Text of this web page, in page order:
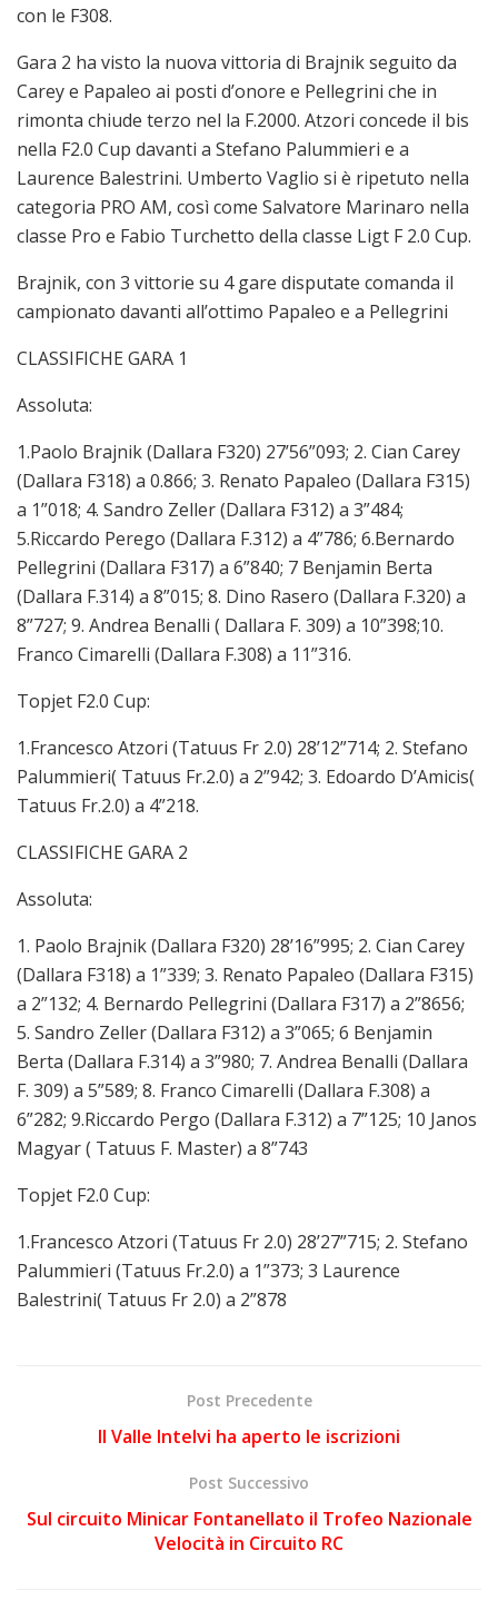
con le F308.
Gara 2 ha visto la nuova vittoria di Brajnik seguito da
Carey e Papaleo ai posti d’onore e Pellegrini che in
rimonta chiude terzo nel la F.2000. Atzori concede il bis
nella F2.0 Cup davanti a Stefano Palummieri e a
Laurence Balestrini. Umberto Vaglio si è ripetuto nella
categoria PRO AM, così come Salvatore Marinaro nella
classe Pro e Fabio Turchetto della classe Ligt F 2.0 Cup.
Brajnik, con 3 vittorie su 4 gare disputate comanda il
campionato davanti all’ottimo Papaleo e a Pellegrini
CLASSIFICHE GARA 1
Assoluta:
1.Paolo Brajnik (Dallara F320) 27’56”093; 2. Cian Carey
(Dallara F318) a 0.866; 3. Renato Papaleo (Dallara F315)
a 1”018; 4. Sandro Zeller (Dallara F312) a 3”484;
5.Riccardo Perego (Dallara F.312) a 4”786; 6.Bernardo
Pellegrini (Dallara F317) a 6”840; 7 Benjamin Berta
(Dallara F.314) a 8”015; 8. Dino Rasero (Dallara F.320) a
8”727; 9. Andrea Benalli ( Dallara F. 309) a 10”398;10.
Franco Cimarelli (Dallara F.308) a 11”316.
Topjet F2.0 Cup:
1.Francesco Atzori (Tatuus Fr 2.0) 28’12”714; 2. Stefano
Palummieri( Tatuus Fr.2.0) a 2”942; 3. Edoardo D’Amicis(
Tatuus Fr.2.0) a 4”218.
CLASSIFICHE GARA 2
Assoluta:
1. Paolo Brajnik (Dallara F320) 28’16”995; 2. Cian Carey
(Dallara F318) a 1”339; 3. Renato Papaleo (Dallara F315)
a 2”132; 4. Bernardo Pellegrini (Dallara F317) a 2”8656;
5. Sandro Zeller (Dallara F312) a 3”065; 6 Benjamin
Berta (Dallara F.314) a 3”980; 7. Andrea Benalli (Dallara
F. 309) a 5”589; 8. Franco Cimarelli (Dallara F.308) a
6”282; 9.Riccardo Pergo (Dallara F.312) a 7”125; 10 Janos
Magyar ( Tatuus F. Master) a 8”743
Topjet F2.0 Cup:
1.Francesco Atzori (Tatuus Fr 2.0) 28’27”715; 2. Stefano
Palummieri (Tatuus Fr.2.0) a 1”373; 3 Laurence
Balestrini( Tatuus Fr 2.0) a 2”878
Post Precedente
Il Valle Intelvi ha aperto le iscrizioni
Post Successivo
Sul circuito Minicar Fontanellato il Trofeo Nazionale
Velocità in Circuito RC